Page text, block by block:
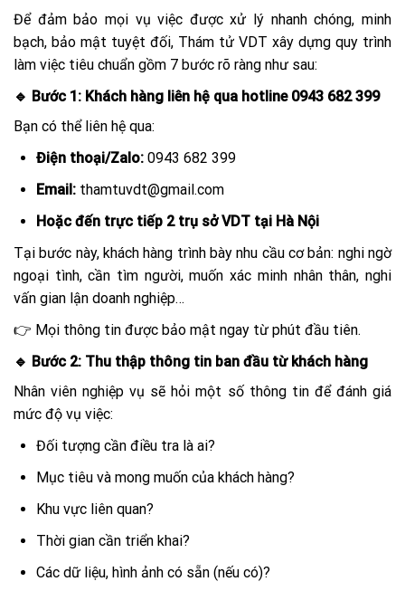
Để đảm bảo mọi vụ việc được xử lý nhanh chóng, minh
bạch, bảo mật tuyệt đối, Thám tử VDT xây dựng quy trình
làm việc tiêu chuẩn gồm 7 bước rõ ràng như sau:
🔹 Bước 1: Khách hàng liên hệ qua hotline 0943 682 399
Bạn có thể liên hệ qua:
Điện thoại/Zalo: 0943 682 399
Email: thamtuvdt@gmail.com
Hoặc đến trực tiếp 2 trụ sở VDT tại Hà Nội
Tại bước này, khách hàng trình bày nhu cầu cơ bản: nghi ngờ
ngoại tình, cần tìm người, muốn xác minh nhân thân, nghi
vấn gian lận doanh nghiệp…
👉 Mọi thông tin được bảo mật ngay từ phút đầu tiên.
🔹 Bước 2: Thu thập thông tin ban đầu từ khách hàng
Nhân viên nghiệp vụ sẽ hỏi một số thông tin để đánh giá
mức độ vụ việc:
Đối tượng cần điều tra là ai?
Mục tiêu và mong muốn của khách hàng?
Khu vực liên quan?
Thời gian cần triển khai?
Các dữ liệu, hình ảnh có sẵn (nếu có)?